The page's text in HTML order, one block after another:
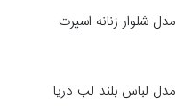
مدل شلوار زنانه اسپرت
مدل لباس بلند لب دریا